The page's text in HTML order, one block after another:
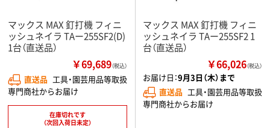
マックス MAX 釘打機 フィニ
ッシュネイラ TAー255SF2(D)
1台（直送品）
￥69,689（税込）
直送品 工具・園芸用品等取扱
専門商社からお届け
在庫切れです
（次回入荷日未定）
マックス MAX 釘打機 フィニ
ッシュネイラ TAー255SF2 1
台（直送品）
￥66,026（税込）
お届け日：9月3日（木）まで
直送品 工具・園芸用品等取扱
専門商社からお届け